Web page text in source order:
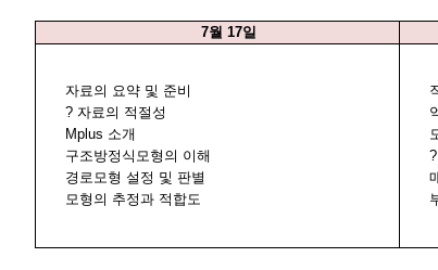
7월 17일
자료의 요약 및 준비
? 자료의 적절성
Mplus 소개
구조방정식모형의 이해
경로모형 설정 및 판별
모형의 추정과 적합도
?